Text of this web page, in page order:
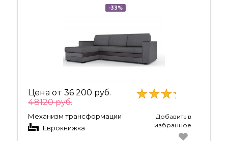
-33%
Цена от 36 200 руб.
48120 руб.
Механизм трансформации
Еврокнижка
Добавить в
избранное